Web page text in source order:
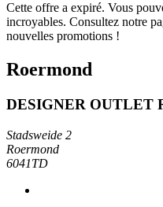
Cette offre a expiré. Vous
incroyables. Consultez notre
nouvelles promotions !
Roermond
DESIGNER OUTLET
Stadsweide 2
Roermond
6041TD